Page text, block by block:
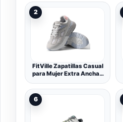
2
FitVille Zapatillas Casual
para Mujer Extra Anchas
Mujeres para Pies Planos
Calzado Ancho Especial
Adecuado Aliviar Dolor
6